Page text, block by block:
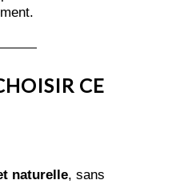
CE
naturelle, sans